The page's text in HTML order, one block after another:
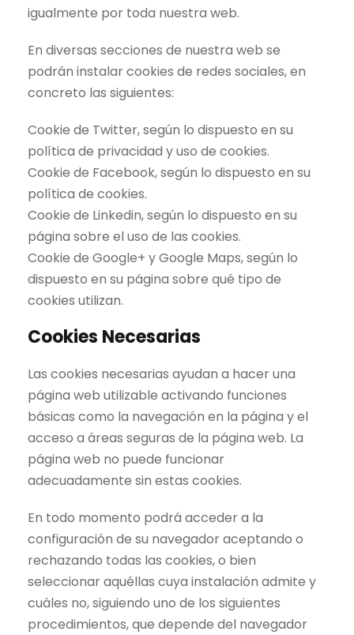
igualmente por toda nuestra web.
En diversas secciones de nuestra web se
podrán instalar cookies de redes sociales, en
concreto las siguientes:
Cookie de Twitter, según lo dispuesto en su
política de privacidad y uso de cookies.
Cookie de Facebook, según lo dispuesto en su
política de cookies.
Cookie de Linkedin, según lo dispuesto en su
página sobre el uso de las cookies.
Cookie de Google+ y Google Maps, según lo
dispuesto en su página sobre qué tipo de
cookies utilizan.
Cookies Necesarias
Las cookies necesarias ayudan a hacer una
página web utilizable activando funciones
básicas como la navegación en la página y el
acceso a áreas seguras de la página web. La
página web no puede funcionar
adecuadamente sin estas cookies.
En todo momento podrá acceder a la
configuración de su navegador aceptando o
rechazando todas las cookies, o bien
seleccionar aquéllas cuya instalación admite y
cuáles no, siguiendo uno de los siguientes
procedimientos, que depende del navegador